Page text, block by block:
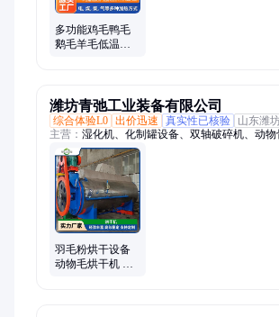
多功能鸡毛鸭毛
鹅毛羊毛低温烘
潍坊青弛工业装备有限公司
综合体验L0 出价迅速 真实性已核验
山东潍
主营： 湿化机、化制罐设备、双轴破碎机、动
害化处理设备、动物尸体破碎机
羽毛粉烘干设备
动物毛烘干机 鸡